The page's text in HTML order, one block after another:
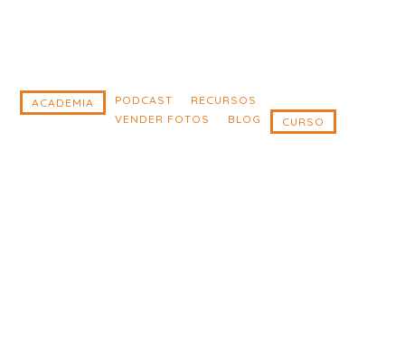
principal
ACADEMIA PODCAST
RECURSOS
VENDER FOTOS
BLOG CURSO